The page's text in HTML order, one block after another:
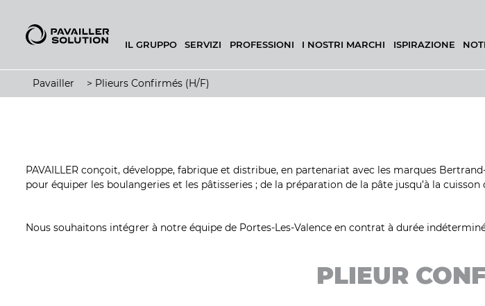
IL GRUPPO SERVIZI PROFESSIONI I NOSTRI MARCHI ISPIRAZIONE
Pavailler > Plieurs Confirmés (H/F)
PAVAILLER conçoit, développe, fabrique et distribue, en partenariat avec les marques
pour équiper les boulangeries et les pâtisseries ; de la préparation de la pâte jusqu’à la
Nous souhaitons intégrer à notre équipe de Portes-Les-Valence en contrat à durée
PLIEUR